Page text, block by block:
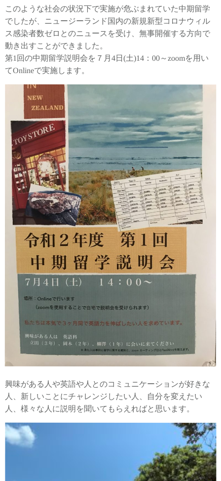
このような社会の状況下で実施が危ぶまれていた中期留学
でしたが、ニュージーランド国内の新規新型コロナウィル
ス感染者数ゼロとのニュースを受け、無事開催する方向で
動き出すことができました。
第1回の中期留学説明会を７月4日(土)14：00～zoomを用い
てOnlineで実施します。
興味がある人や英語や人とのコミュニケーションが好きな
人、新しいことにチャレンジしたい人、自分を変えたい
人、様々な人に説明を聞いてもらえればと思います。